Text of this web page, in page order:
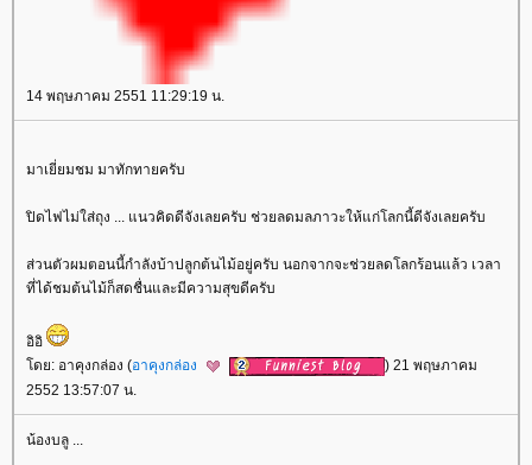
14 พฤษภาคม 2551 11:29:19 น.
มาเยี่ยมชม มาทักทายครับ
ปิดไฟไม่ใส่ถุง ... แนวคิดดีจังเลยครับ ช่วยลดมลภาวะให้แก่โลกนี้ดีจังเลยครับ
ส่วนตัวผมตอนนี้กำลังบ้าปลูกต้นไม้อยู่ครับ นอกจากจะช่วยลดโลกร้อนแล้ว เวลา
ที่ได้ชมต้นไม้ก็สดชื่นและมีความสุขดีครับ
อิอิ
ดย: อาคุงกล่อง (อาคุงกล่อง
) 21 พฤษภาคม
2552 13:57:07 น.
น้องบลู ...